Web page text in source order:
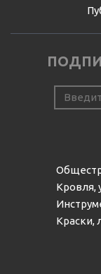
Кровля,
Краски,